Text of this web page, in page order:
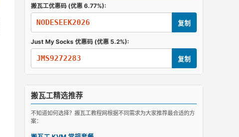
搬瓦工优惠码 (优惠 6.77%):
NODESEEK2026 复制
Just My Socks 优惠码 (优惠 5.2%):
JMS9272283 复制
搬瓦工精选推荐
不知道如何选择？搬瓦工教程网根据不同需求为大家推荐最合适的方
案：